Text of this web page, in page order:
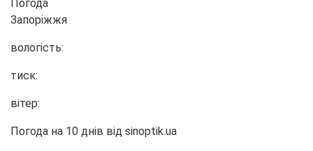
Погода
Запоріжжя
вологість:
тиск:
вітер:
Погода на 10 днів від sinoptik.ua